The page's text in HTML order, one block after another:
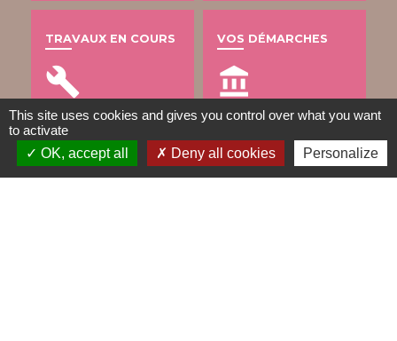
TRAVAUX EN COURS
build
VOS DÉMARCHES
account_balance
DÉCHETS
This site uses cookies and gives you control over what you want
to activate
OK, accept all
Deny all cookies Personalize